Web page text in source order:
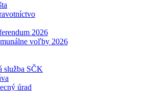
2026
voľby 2026
služba SČK
úrad